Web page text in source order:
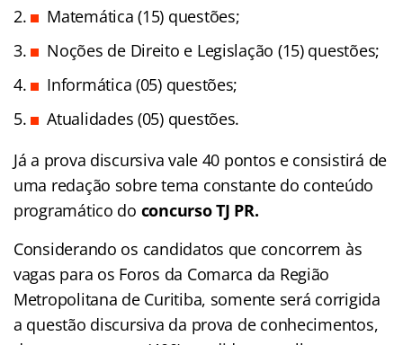
Matemática (15) questões;
Noções de Direito e Legislação (15) questões;
Informática (05) questões;
Atualidades (05) questões.
Já a prova discursiva vale 40 pontos e consistirá de
uma redação sobre tema constante do conteúdo
programático do concurso TJ PR.
Considerando os candidatos que concorrem às
vagas para os Foros da Comarca da Região
Metropolitana de Curitiba, somente será corrigida
a questão discursiva da prova de conhecimentos,